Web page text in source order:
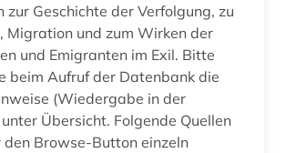
zur Geschichte der Verfolgung, zu
Migration und zum Wirken der
und Emigranten im Exil. Bitte
beim Aufruf der Datenbank die
(Wiedergabe in der
Übersicht. Folgende Quellen
den Browse-Button einzeln